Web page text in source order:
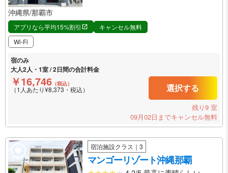
沖縄県/那覇市
アプリなら平均15%割引
キャンセル無料
Wi-Fi
宿のみ
大人2人・1室 / 2日間の合計料金
￥16,746 （税込）
（1人あたり¥8,373・税込） 選択する
残り9 室
09月02日までキャンセル無料
宿泊施設クラス｜3
マンゴーリゾート沖縄那覇